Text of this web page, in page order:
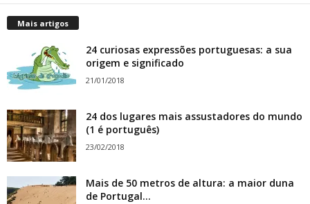
Mais artigos
24 curiosas expressões portuguesas: a sua
origem e significado
21/01/2018
24 dos lugares mais assustadores do mundo
(1 é português)
23/02/2018
Mais de 50 metros de altura: a maior duna
de Portugal...